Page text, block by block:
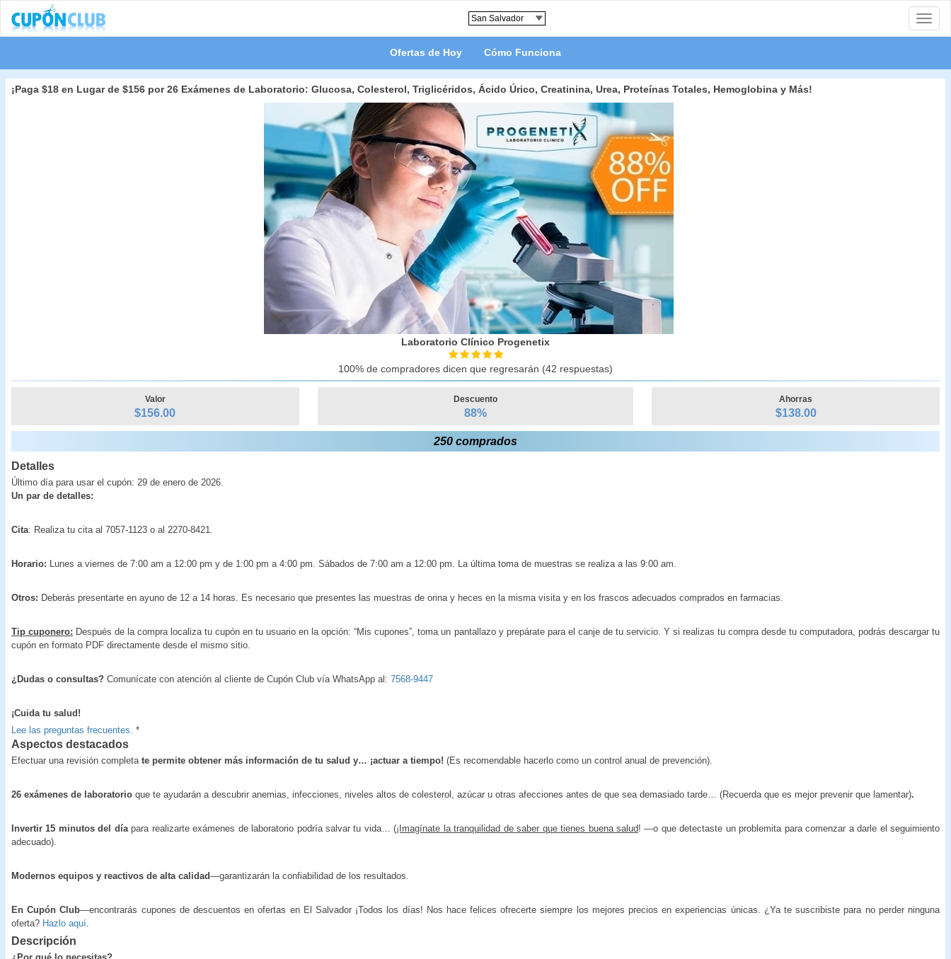
Toggle
Ofertas de Hoy Cómo Funciona
¡Paga $18 en Lugar de $156 por 26 Exámenes de Laboratorio: Glucosa, Colesterol, Triglicéridos, Ácido Úrico, Creatinina, Urea, Proteínas Totales, Hemoglobina y Más!
Laboratorio Clínico Progenetix
100% de compradores dicen que regresarán (42 respuestas)
Valor
$156.00
Descuento
88%
Ahorras
$138.00
250 comprados
Detalles
Último día para usar el cupón: 29 de enero de 2026.
Un par de detalles:
Cita: Realiza tu cita al 7057-1123 o al 2270-8421.
Horario: Lunes a viernes de 7:00 am a 12:00 pm y de 1:00 pm a 4:00 pm. Sábados de 7:00 am a 12:00 pm. La última toma de muestras se realiza a las 9:00 am.
Otros: Deberás presentarte en ayuno de 12 a 14 horas. Es necesario que presentes las muestras de orina y heces en la misma visita y en los frascos adecuados comprados en farmacias.
Tip cuponero: Después de la compra localiza tu cupón en tu usuario en la opción: “Mis cupones”, toma un pantallazo y prepárate para el canje de tu servicio. Y si realizas tu compra desde tu computadora, podrás descargar tu
cupón en formato PDF directamente desde el mismo sitio.
¿Dudas o consultas? Comunícate con atención al cliente de Cupón Club vía WhatsApp al: 7568-9447
¡Cuida tu salud!
Lee las preguntas frecuentes. *
Aspectos destacados
Efectuar una revisión completa te permite obtener más información de tu salud y… ¡actuar a tiempo! (Es recomendable hacerlo como un control anual de prevención).
26 exámenes de laboratorio que te ayudarán a descubrir anemias, infecciones, niveles altos de colesterol, azúcar u otras afecciones antes de que sea demasiado tarde… (Recuerda que es mejor prevenir que lamentar).
Invertir 15 minutos del díapara realizarte exámenes de laboratorio podría salvar tu vida… (¡Imagínate la tranquilidad de saber que tienes buena salud! —o que detectaste un problemita para comenzar a darle el seguimiento
adecuado).
Modernos equipos y reactivos de alta calidad—garantizarán la confiabilidad de los resultados.
En Cupón Club—encontrarás cupones de descuentos en ofertas en El Salvador ¡Todos los días! Nos hace felices ofrecerte siempre los mejores precios en experiencias únicas. ¿Ya te suscribiste para no perder ninguna
oferta? Hazlo aquí.
Descripción